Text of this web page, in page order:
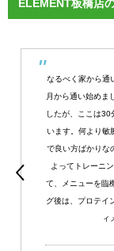
ELEMENT板橋店
なるべく家から通
月から通い始めま
したが、ここは
います。何より敏
で良い方ばかりな
よってトレーニ
て、メニューを臨
グ後は、プロテイ
ィ